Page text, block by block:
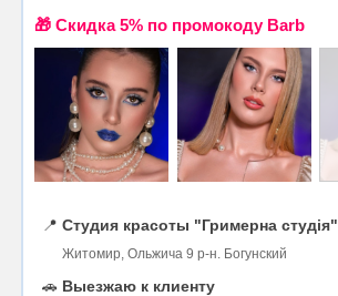
🎁 Cкидка 5% по промокоду Barb
📍 Студия красоты "Гримерна студія"
Житомир, Ольжича 9 р-н. Богунский
🚗 Выезжаю к клиенту